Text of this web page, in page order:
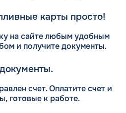
карты просто!
на сайте любым удобным
и получите документы.
счет. Оплатите счет и
готовые к работе.